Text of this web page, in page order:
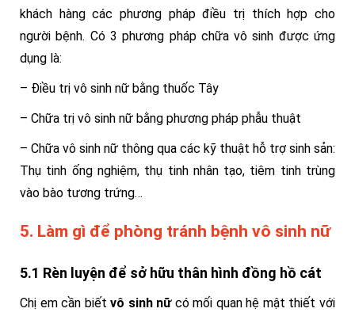
khách hàng các phương pháp điều trị thích hợp cho
người bệnh. Có 3 phương pháp chữa vô sinh được ứng
dụng là:
– Điều trị vô sinh nữ bằng thuốc Tây
– Chữa trị vô sinh nữ bằng phương pháp phẫu thuật
– Chữa vô sinh nữ thông qua các kỹ thuật hỗ trợ sinh sản:
Thụ tinh ống nghiệm, thụ tinh nhân tạo, tiêm tinh trùng
vào bào tương trứng…
5. Làm gì để phòng tránh bệnh vô sinh nữ
5.1 Rèn luyện để sở hữu thân hình đồng hồ cát
Chị em cần biếtvô sinh nữcó mối quan hệ mật thiết với